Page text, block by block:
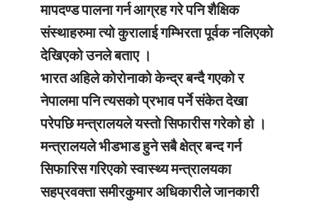
मापदण्ड पालना गर्न आग्रह गरे पनि शैक्षिक
संस्थाहरुमा त्यो कुरालाई गम्भिरता पूर्वक नलिएको
देखिएको उनले बताए ।
भारत अहिले कोरोनाको केन्द्र बन्दै गएको र
नेपालमा पनि त्यसको प्रभाव पर्ने संकेत देखा
परेपछि मन्त्रालयले यस्तो सिफारीस गरेको हो ।
मन्त्रालयले भीडभाड हुने सबै क्षेत्र बन्द गर्न
सिफारिस गरिएको स्वास्थ्य मन्त्रालयका
सहप्रवक्ता समीरकुमार अधिकारीले जानकारी